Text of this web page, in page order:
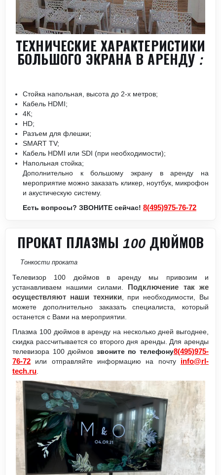
ТЕХНИЧЕСКИЕ ХАРАКТЕРИСТИКИ
БОЛЬШОГО ЭКРАНА В АРЕНДУ :
Стойка напольная, высота до 2-х метров;
Кабель HDMI;
4К;
HD;
Разъем для флешки;
SMART TV;
Кабель HDMI или SDI (при необходимости);
Напольная стойка;
Дополнительно к большому экрану в аренду на
мероприятие можно заказать кликер, ноутбук, микрофон
и акустическую систему.
Есть вопросы? ЗВОНИТЕ сейчас! 8(495)975-76-72
ПРОКАТ ПЛАЗМЫ 100 ДЮЙМОВ
Тонкости проката
Телевизор 100 дюймов в аренду мы привозим и
устанавливаем нашими силами.
Подключение так же
осуществляют наши техники, при необходимости, Вы
можете дополнительно заказать специалиста, который
останется с Вами на мероприятии.
Плазма 100 дюймов в аренду на несколько дней выгоднее,
скидка рассчитывается со второго дня аренды. Для аренды
телевизора 100 дюймов звоните по телефону8(495)975-
76-72 или отправляйте информацию на почту info@rl-
tech.ru